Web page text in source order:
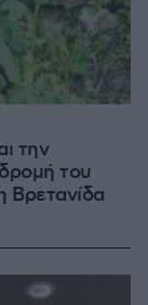
την
του